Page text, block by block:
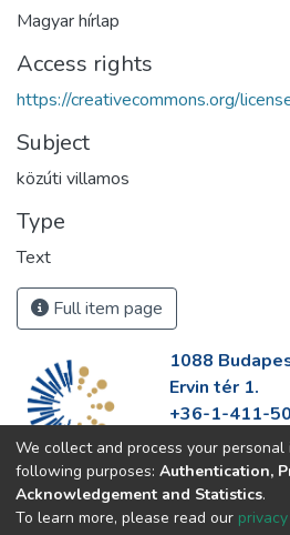
Magyar hírlap
Access rights
https://creativecommons.org/
Subject
közúti villamos
Type
Text
Full item page
1088
Ervin tér 1.
+36-1-411-
info@fszek.hu
https://
We collect and process your
following purposes: Authentication,
Acknowledgement and Statistics.
To learn more, please read our